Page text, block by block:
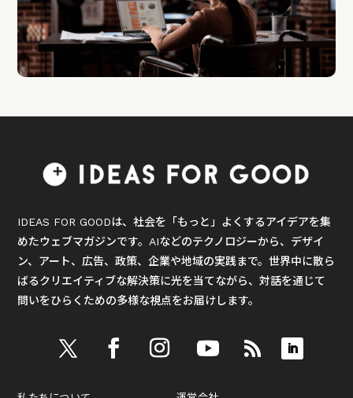
IDEAS FOR GOODは、社会を「もっと」よくするアイデアを集
めたウェブマガジンです。AIなどのテクノロジーから、デザイ
ン、アート、広告、政策、企業や地域の実践まで。世界中に散ら
ばるクリエイティブな解決策に光を当てながら、対話を通じて
問いをひらくための多様な視点をお届けします。